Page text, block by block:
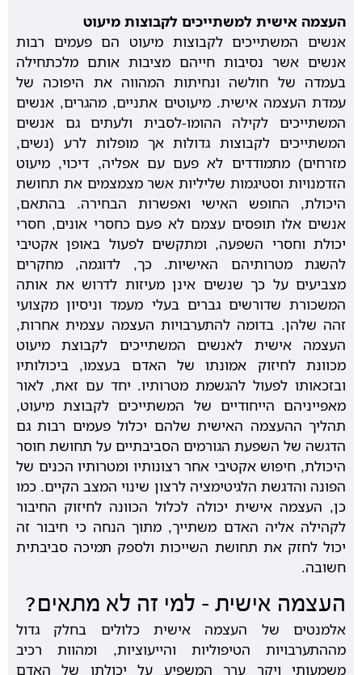
העצמה אישית למשתייכים לקבוצות מיעוט
אנשים המשתייכים לקבוצות מיעוט הם פעמים רבות
אנשים אשר נסיבות חייהם מציבות אותם מלכתחילה
בעמדה של חולשה ונחיתות המהווה את היפוכה של
עמדת העצמה אישית. מיעוטים אתניים, מהגרים, אנשים
המשתייכים לקילה ההומו-לסבית ולעתים גם אנשים
המשתייכים לקבוצות גדולות אך מופלות לרע (נשים,
מזרחים) מתמודדים לא פעם עם אפליה, דיכוי, מיעוט
הזדמנויות וסטיגמות שליליות אשר מצמצמים את תחושת
היכולת, החופש האישי ואפשרות הבחירה. בהתאם,
אנשים אלו תופסים עצמם לא פעם כחסרי אונים, חסרי
יכולת וחסרי השפעה, ומתקשים לפעול באופן אקטיבי
להשגת מטרותיהם האישיות. כך, לדוגמה, מחקרים
מצביעים על כך שנשים אינן מעיזות לדרוש את אותה
המשכורת שדורשים גברים בעלי מעמד וניסיון מקצועי
זהה שלהן. בדומה להתערבויות העצמה עצמית אחרות,
העצמה אישית לאנשים המשתייכים לקבוצת מיעוט
מכוונת לחיזוק אמונתו של האדם בעצמו, ביכולותיו
ובזכאותו לפעול להגשמת מטרותיו. יחד עם זאת, לאור
מאפייניהם הייחודיים של המשתייכים לקבוצת מיעוט,
תהליך ההעצמה האישית שלהם יכלול פעמים רבות גם
הדגשה של השפעת הגורמים הסביבתיים על תחושת חוסר
היכולת, חיפוש אקטיבי אחר רצונותיו ומטרותיו הכנים של
הפונה והדגשת הלגיטימציה לרצון שינוי המצב הקיים. כמו
כן, העצמה אישית יכולה לכלול הכוונה לחיזוק החיבור
לקהילה אליה האדם משתייך, מתוך הנחה כי חיבור זה
יכול לחזק את תחושת השייכות ולספק תמיכה סביבתית
חשובה.
העצמה אישית – למי זה לא מתאים?
אלמנטים של העצמה אישית כלולים בחלק גדול
מההתערבויות הטיפוליות והייעוציות, ומהוות רכיב
משמעותי ויקר ערך המשפיע על יכולתו של האדם